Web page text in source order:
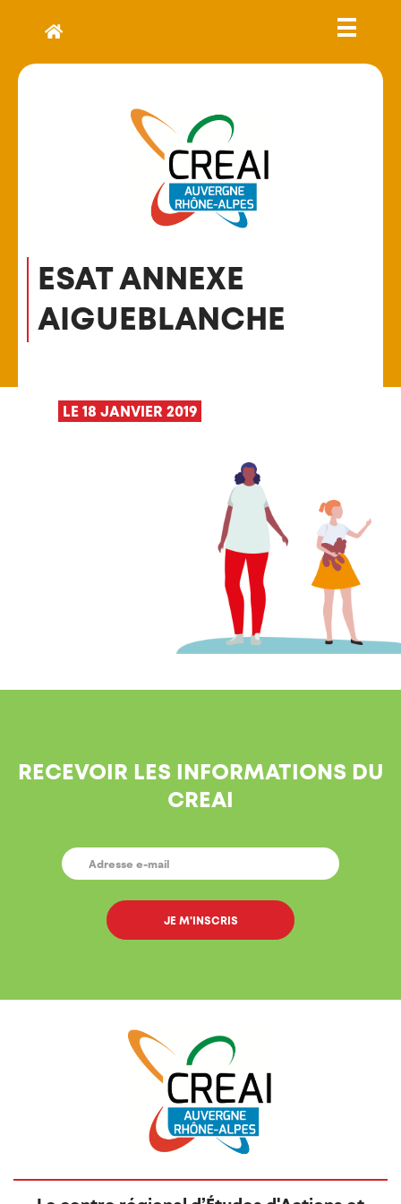
ESAT ANNEXE
AIGUEBLANCHE
LE 18 JANVIER 2019
RECEVOIR LES INFORMATIONS DU
CREAI
E-
MAIL *